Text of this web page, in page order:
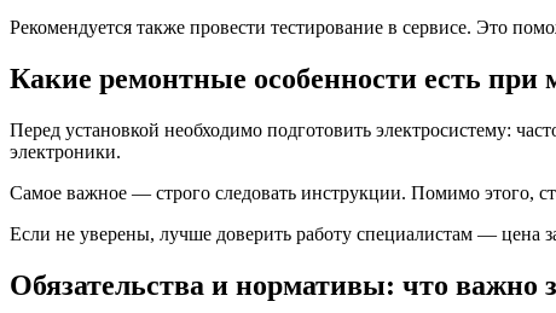
Рекомендуется также провести тестирование в сервисе. Это
Какие ремонтные особенности есть
Перед установкой необходимо подготовить электросистему:
электроники.
Самое важное — строго следовать инструкции. Помимо этого,
Если не уверены, лучше доверить работу специалистам — цена
Обязательства и нормативы: что важно